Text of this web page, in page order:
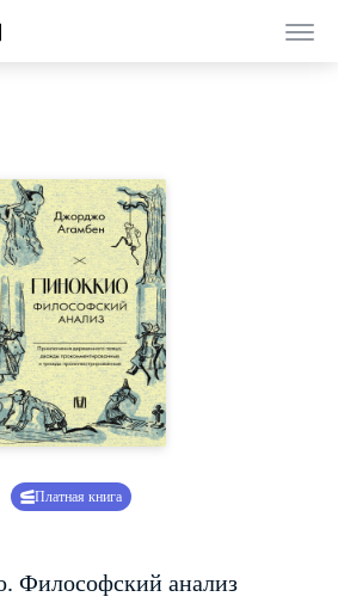
Платная книга
Философский анализ